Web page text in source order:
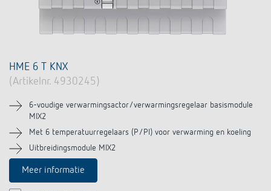
HME 6 T KNX
(Artikelnr. 4930245)
6-voudige verwarmingsactor/verwarmingsregelaar basismodule
MIX2
Met 6 temperatuurregelaars (P/PI) voor verwarming en koeling
Uitbreidingsmodule MIX2
Meer informatie